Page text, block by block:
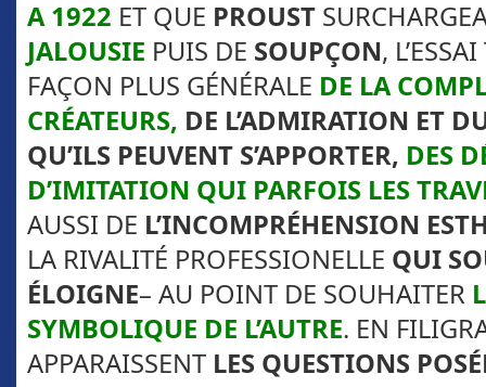
A 1922 ET QUE PROUST
JALOUSIE PUIS DE SOUPÇON,
FAÇON PLUS GÉNÉRALE DE LA
CRÉATEURS, DE L’ADMIRATION ET
QU’ILS PEUVENT S’APPORTER, DES
D’IMITATION QUI PARFOIS LES
AUSSI DE L’INCOMPRÉHENSION
LA RIVALITÉ PROFESSIONELLE QUI
ÉLOIGNE– AU POINT DE SOUHAITER
SYMBOLIQUE DE L’AUTRE. EN
APPARAISSENT LES QUESTIONS